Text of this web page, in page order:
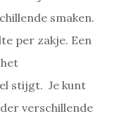
smaken.
per zakje. Een
stijgt. Je kunt
verschillende